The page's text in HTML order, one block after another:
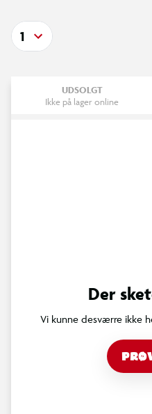
1
UDSOLGT
Ikke på lager online
Der
Vi kunne desværre ikke